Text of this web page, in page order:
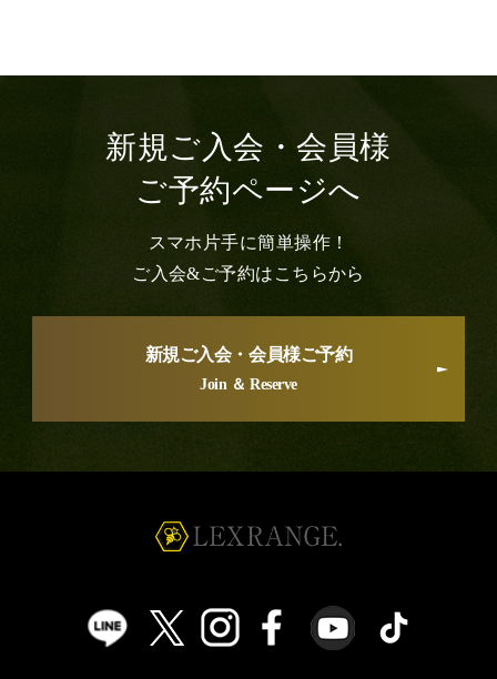
新規ご入会・会員様
ご予約ページへ
スマホ片手に簡単操作！
ご入会&ご予約はこちらから
新規ご入会・会員様ご予約
Join ＆ Reserve